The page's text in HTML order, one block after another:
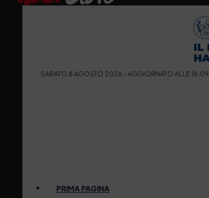
SABATO 8 AGOSTO 2026 - AGGIORNATO ALLE 16:09
PRIMA PAGINA